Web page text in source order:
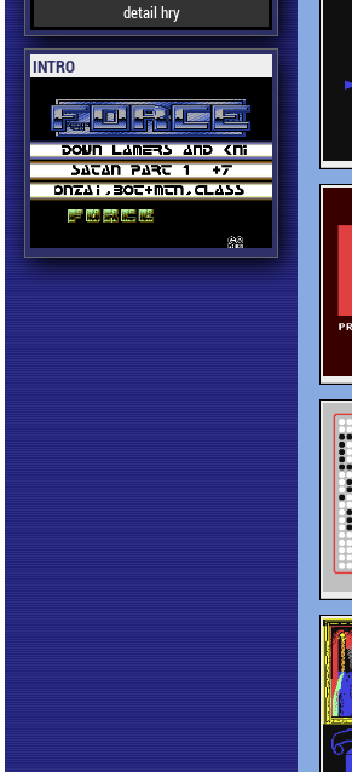
detail hry
INTRO